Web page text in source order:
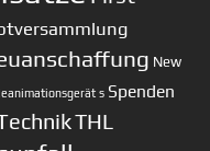
New
s Spenden
THL